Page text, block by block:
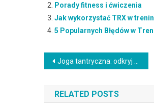
Porady fitness i ćwiczenia
Jak wykorzystać TRX w
5 Popularnych Błędów w
Nawigacja
wpisu
Joga tantryczna: odkryj harmonię i duchowe oświecenie
RELATED POSTS